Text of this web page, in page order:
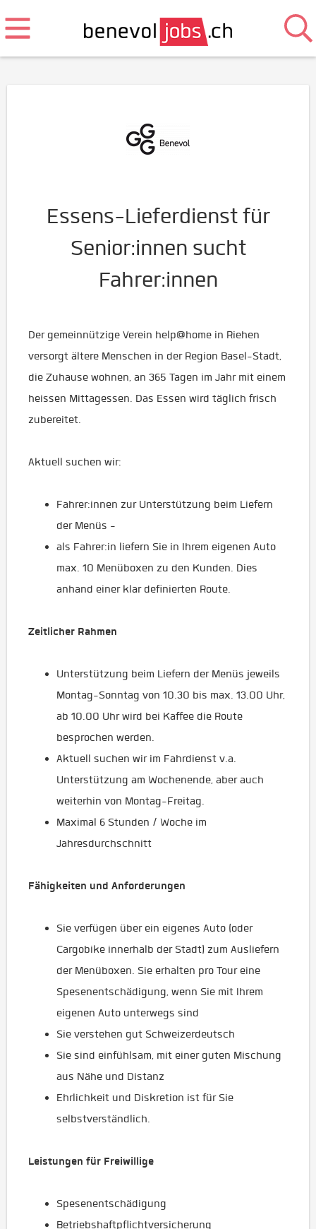
Essens-Lieferdienst für
Senior:innen sucht
Fahrer:innen
Der gemeinnützige Verein help@home in Riehen
versorgt ältere Menschen in der Region Basel-Stadt,
die Zuhause wohnen, an 365 Tagen im Jahr mit einem
heissen Mittagessen. Das Essen wird täglich frisch
zubereitet.
Aktuell suchen wir:
Fahrer:innen zur Unterstützung beim Liefern
der Menüs -
als Fahrer:in liefern Sie in Ihrem eigenen Auto
max. 10 Menüboxen zu den Kunden. Dies
anhand einer klar definierten Route.
Zeitlicher Rahmen
Unterstützung beim Liefern der Menüs jeweils
Montag-Sonntag von 10.30 bis max. 13.00 Uhr,
ab 10.00 Uhr wird bei Kaffee die Route
besprochen werden.
Aktuell suchen wir im Fahrdienst v.a.
Unterstützung am Wochenende, aber auch
weiterhin von Montag-Freitag.
Maximal 6 Stunden / Woche im
Jahresdurchschnitt
Fähigkeiten und Anforderungen
Sie verfügen über ein eigenes Auto (oder
Cargobike innerhalb der Stadt) zum Ausliefern
der Menüboxen. Sie erhalten pro Tour eine
Spesenentschädigung, wenn Sie mit Ihrem
eigenen Auto unterwegs sind
Sie verstehen gut Schweizerdeutsch
Sie sind einfühlsam, mit einer guten Mischung
aus Nähe und Distanz
Ehrlichkeit und Diskretion ist für Sie
selbstverständlich.
Leistungen für Freiwillige
Spesenentschädigung
Betriebshaftpflichtversicherung